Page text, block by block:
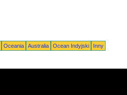
Oceania Australia Ocean Indyjski
Inny